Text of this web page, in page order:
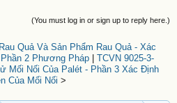
(You must log in or sign up to reply here.)
Quả Và Sản Phẩm Rau Quả - Xác
2 Phương Pháp| TCVN 9025-3-
Mối Nối Của Palét - Phần 3 Xác Định
Của Mối Nối >